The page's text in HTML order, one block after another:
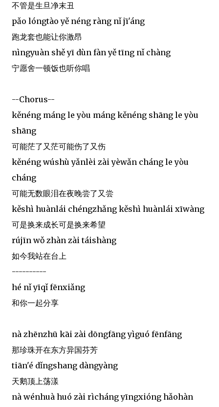
不管是生旦净末丑
pǎo lóngtào yě néng ràng nǐ jī'áng
跑龙套也能让你激昂
nìngyuàn shě yī dùn fàn yě tīng nǐ chàng
宁愿舍一顿饭也听你唱
--Chorus--
kěnéng máng le yòu máng kěnéng shāng le yòu
shāng
可能茫了又茫可能伤了又伤
kěnéng wúshù yǎnlèi zài yèwǎn cháng le yòu
cháng
可能无数眼泪在夜晚尝了又尝
kěshì huànlái chéngzhǎng kěshì huànlái xīwàng
可是换来成长可是换来希望
rújīn wǒ zhàn zài táishàng
如今我站在台上
----------
hé nǐ yīqǐ fēnxiǎng
和你一起分享
nà zhēnzhū kāi zài dōngfāng yìguó fēnfāng
那珍珠开在东方异国芬芳
tiān'é dǐngshang dàngyàng
天鹅顶上荡漾
nà wénhuà huó zài rìcháng yīngxióng hǎohàn